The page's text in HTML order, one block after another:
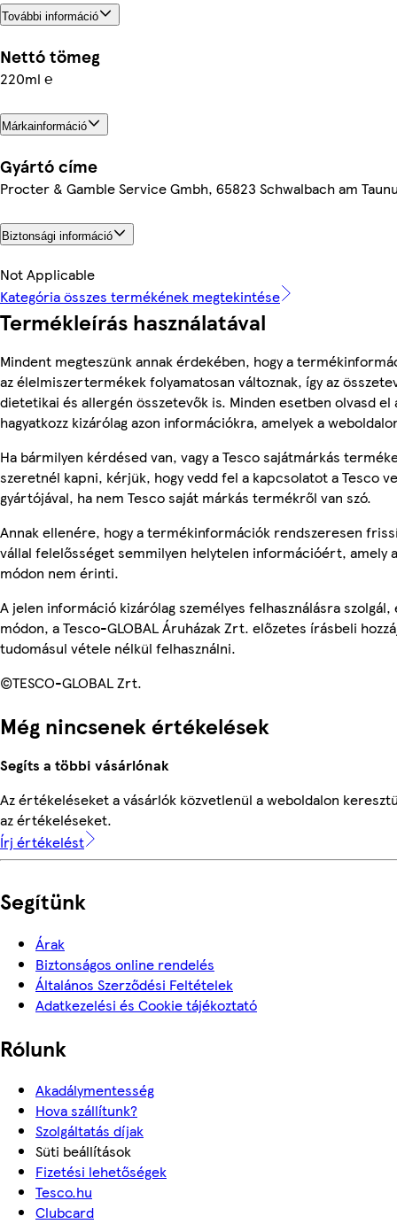
További információ
Nettó tömeg
220ml ℮
Márkainformáció
Gyártó címe
Procter & Gamble Service Gmbh, 65823 Schwalbach am
Biztonsági információ
Not Applicable
Kategória összes termékének megtekintése
Termékleírás használatával
Mindent megteszünk annak érdekében, hogy a
az élelmiszertermékek folyamatosan változnak, így az
dietetikai és allergén összetevők is. Minden esetben olvasd
hagyatkozz kizárólag azon információkra, amelyek a
Ha bármilyen kérdésed van, vagy a Tesco sajátmárkás
szeretnél kapni, kérjük, hogy vedd fel a kapcsolatot a Tesco
gyártójával, ha nem Tesco saját márkás termékről van szó.
Annak ellenére, hogy a termékinformációk rendszeresen
vállal felelősséget semmilyen helytelen információért, amely
módon nem érinti.
A jelen információ kizárólag személyes felhasználásra
módon, a Tesco-GLOBAL Áruházak Zrt. előzetes írásbeli
tudomásul vétele nélkül felhasználni.
©TESCO-GLOBAL Zrt.
Még nincsenek értékelések
Segíts a többi vásárlónak
Az értékeléseket a vásárlók közvetlenül a weboldalon
az értékeléseket.
Írj értékelést
Segítünk
Árak
Biztonságos online rendelés
Általános Szerződési Feltételek
Adatkezelési és Cookie tájékoztató
Rólunk
Akadálymentesség
Hova szállítunk?
Szolgáltatás díjak
Süti beállítások
Fizetési lehetőségek
Tesco.hu
Clubcard